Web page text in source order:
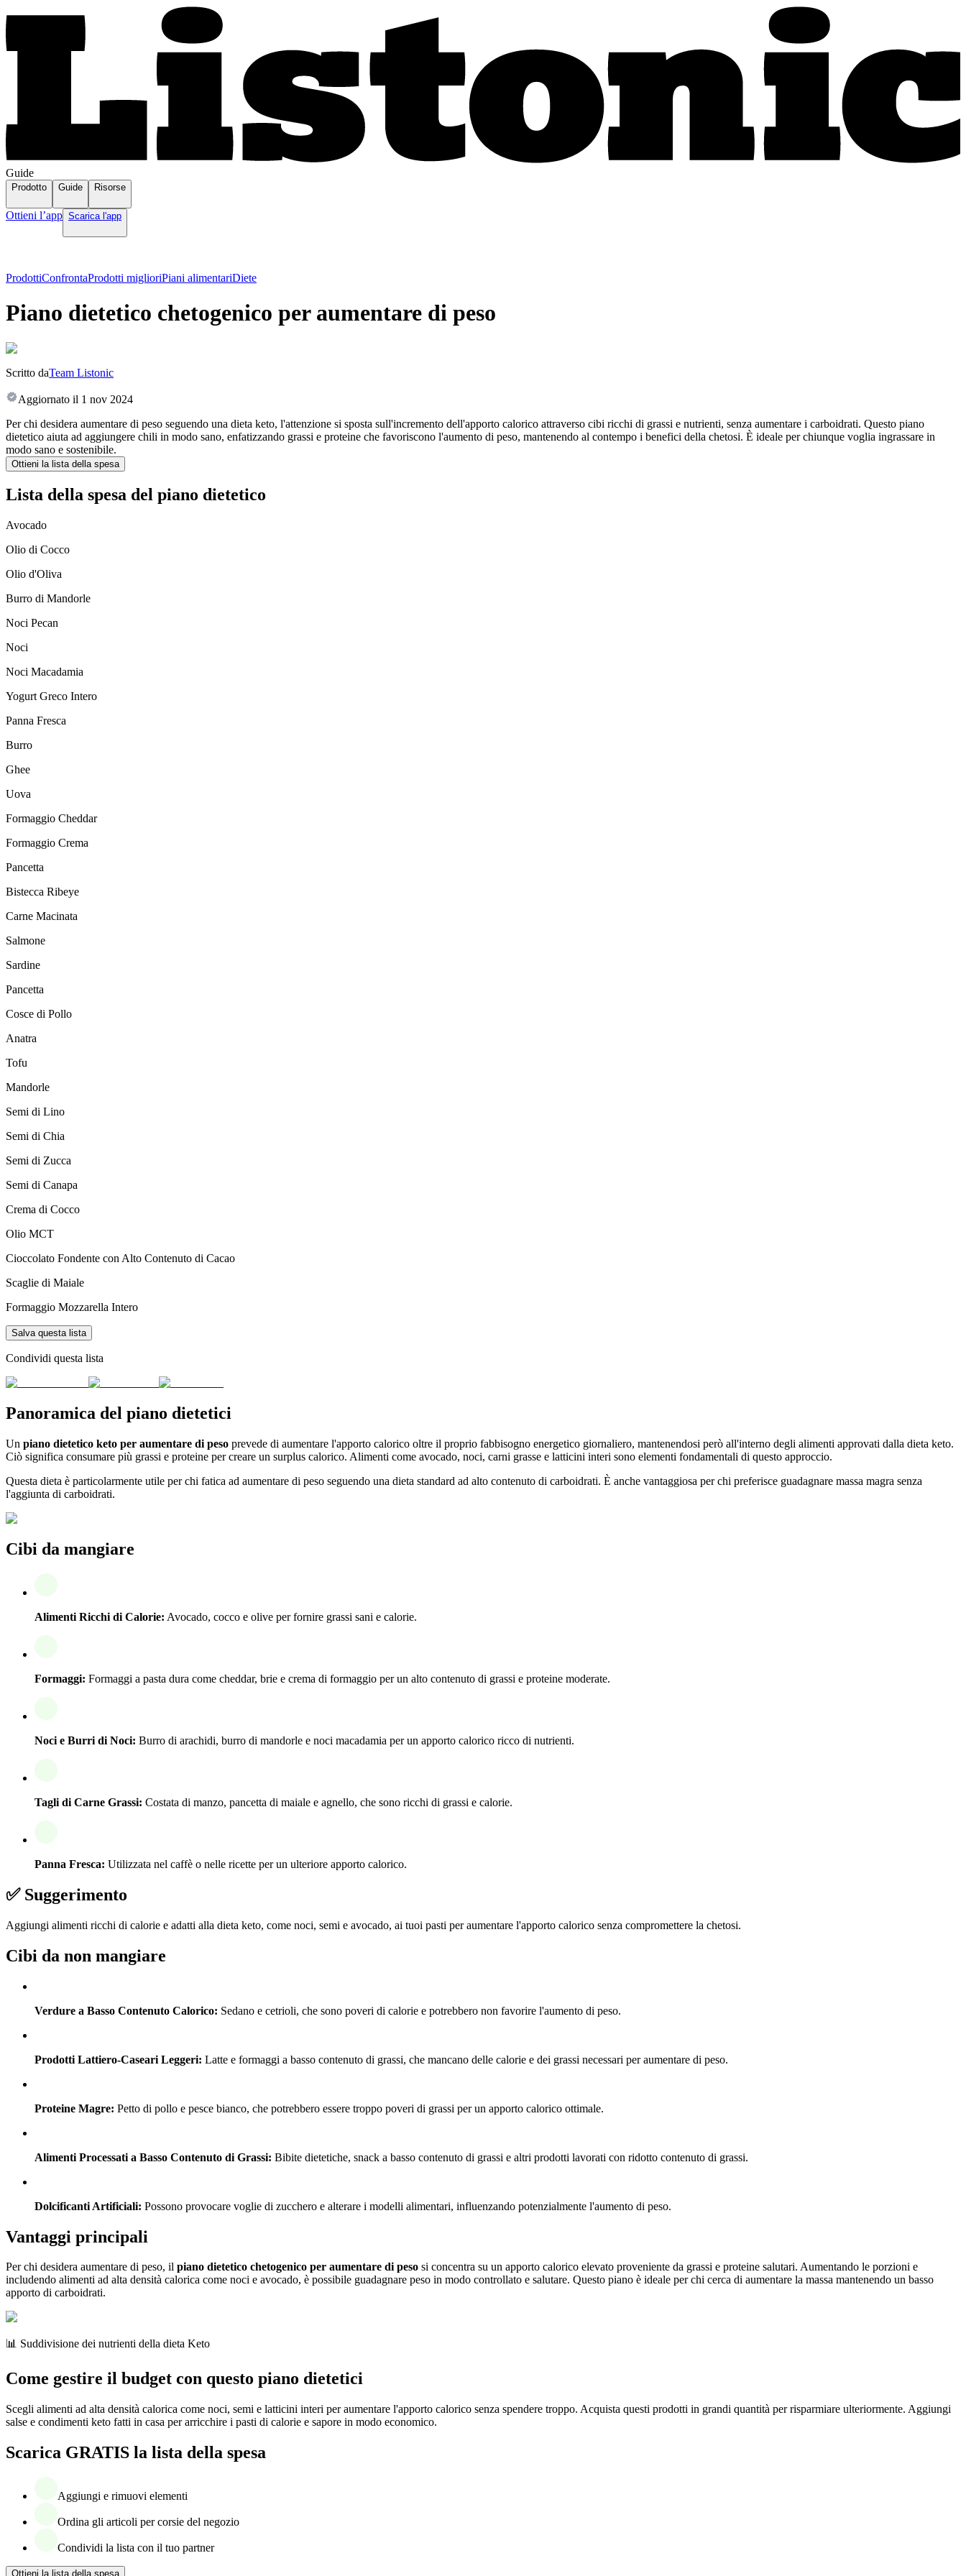
Guide
Prodotto Guide Risorse
Ottieni l’app Scarica l'app
ProdottiConfrontaProdotti miglioriPiani alimentariDiete
Piano dietetico chetogenico per aumentare di peso
Scritto daTeam Listonic
Aggiornato il 1 nov 2024
Per chi desidera aumentare di peso seguendo una dieta keto, l'attenzione si sposta sull'incremento dell'apporto calorico attraverso cibi ricchi di grassi e nutrienti, senza aumentare i carboidrati. Questo piano
dietetico aiuta ad aggiungere chili in modo sano, enfatizzando grassi e proteine che favoriscono l'aumento di peso, mantenendo al contempo i benefici della chetosi. È ideale per chiunque voglia ingrassare in
modo sano e sostenibile.
Ottieni la lista della spesa
Lista della spesa del piano dietetico
Avocado
Olio di Cocco
Olio d'Oliva
Burro di Mandorle
Noci Pecan
Noci
Noci Macadamia
Yogurt Greco Intero
Panna Fresca
Burro
Ghee
Uova
Formaggio Cheddar
Formaggio Crema
Pancetta
Bistecca Ribeye
Carne Macinata
Salmone
Sardine
Pancetta
Cosce di Pollo
Anatra
Tofu
Mandorle
Semi di Lino
Semi di Chia
Semi di Zucca
Semi di Canapa
Crema di Cocco
Olio MCT
Cioccolato Fondente con Alto Contenuto di Cacao
Scaglie di Maiale
Formaggio Mozzarella Intero
Salva questa lista
Condividi questa lista
Panoramica del piano dietetici
Un piano dietetico keto per aumentare di peso prevede di aumentare l'apporto calorico oltre il proprio fabbisogno energetico giornaliero, mantenendosi però all'interno degli alimenti approvati dalla dieta keto.
Ciò significa consumare più grassi e proteine per creare un surplus calorico. Alimenti come avocado, noci, carni grasse e latticini interi sono elementi fondamentali di questo approccio.
Questa dieta è particolarmente utile per chi fatica ad aumentare di peso seguendo una dieta standard ad alto contenuto di carboidrati. È anche vantaggiosa per chi preferisce guadagnare massa magra senza
l'aggiunta di carboidrati.
Cibi da mangiare
Alimenti Ricchi di Calorie: Avocado, cocco e olive per fornire grassi sani e calorie.
Formaggi: Formaggi a pasta dura come cheddar, brie e crema di formaggio per un alto contenuto di grassi e proteine moderate.
Noci e Burri di Noci: Burro di arachidi, burro di mandorle e noci macadamia per un apporto calorico ricco di nutrienti.
Tagli di Carne Grassi: Costata di manzo, pancetta di maiale e agnello, che sono ricchi di grassi e calorie.
Panna Fresca: Utilizzata nel caffè o nelle ricette per un ulteriore apporto calorico.
✅ Suggerimento
Aggiungi alimenti ricchi di calorie e adatti alla dieta keto, come noci, semi e avocado, ai tuoi pasti per aumentare l'apporto calorico senza compromettere la chetosi.
Cibi da non mangiare
Verdure a Basso Contenuto Calorico: Sedano e cetrioli, che sono poveri di calorie e potrebbero non favorire l'aumento di peso.
Prodotti Lattiero-Caseari Leggeri: Latte e formaggi a basso contenuto di grassi, che mancano delle calorie e dei grassi necessari per aumentare di peso.
Proteine Magre: Petto di pollo e pesce bianco, che potrebbero essere troppo poveri di grassi per un apporto calorico ottimale.
Alimenti Processati a Basso Contenuto di Grassi: Bibite dietetiche, snack a basso contenuto di grassi e altri prodotti lavorati con ridotto contenuto di grassi.
Dolcificanti Artificiali: Possono provocare voglie di zucchero e alterare i modelli alimentari, influenzando potenzialmente l'aumento di peso.
Vantaggi principali
Per chi desidera aumentare di peso, il piano dietetico chetogenico per aumentare di peso si concentra su un apporto calorico elevato proveniente da grassi e proteine salutari. Aumentando le porzioni e
includendo alimenti ad alta densità calorica come noci e avocado, è possibile guadagnare peso in modo controllato e salutare. Questo piano è ideale per chi cerca di aumentare la massa mantenendo un basso
apporto di carboidrati.
📊 Suddivisione dei nutrienti della dieta Keto
Come gestire il budget con questo piano dietetici
Scegli alimenti ad alta densità calorica come noci, semi e latticini interi per aumentare l'apporto calorico senza spendere troppo. Acquista questi prodotti in grandi quantità per risparmiare ulteriormente. Aggiungi
salse e condimenti keto fatti in casa per arricchire i pasti di calorie e sapore in modo economico.
Scarica GRATIS la lista della spesa
Aggiungi e rimuovi elementi
Ordina gli articoli per corsie del negozio
Condividi la lista con il tuo partner
Ottieni la lista della spesa